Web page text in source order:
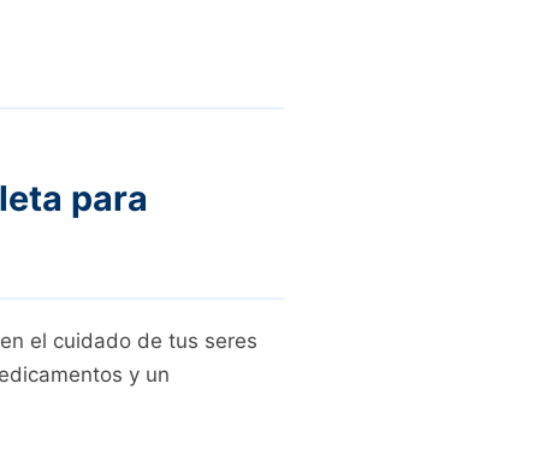
para
en el cuidado de tus seres
y un